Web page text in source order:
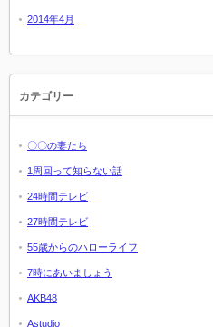
2014年4月
カテゴリー
〇〇の妻たち
1周回って知らない話
24時間テレビ
27時間テレビ
55歳からのハローライフ
7時にあいましょう
AKB48
Astudio